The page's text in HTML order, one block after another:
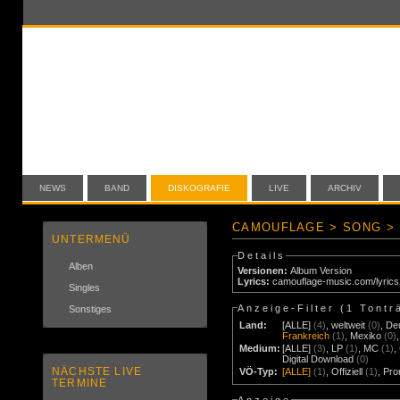
NEWS BAND DISKOGRAFIE LIVE ARCHIV
UNTERMENÜ
Alben
Singles
Sonstiges
NÄCHSTE LIVE
TERMINE
CAMOUFLAGE > SONG
Details
Versionen: Album Version
Lyrics: camouflage-music.com/
Anzeige-Filter ( 1
Land:
[ALLE] (4) ,weltweit (0)
Frankreich (1) Mexiko (0)
Medium: [ALLE] (3) LP (1) MC (1) ,
Digital Download (0)
VÖ-Typ: [ALLE] (1) ,Offiziell (1)